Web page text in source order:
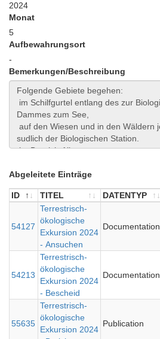
2024
Monat
5
Aufbewahrungsort
-
Bemerkungen/Beschreibung
Abgeleitete Einträge
ID TITEL DATENTYP
TITEL
54127
Terrestrisch-
ökologische
Exkursion 2024
- Ansuchen
Documentation
54213
Terrestrisch-
ökologische
Exkursion 2024
- Bescheid
Documentation
55635
Terrestrisch-
ökologische
Exkursion 2024
Publication